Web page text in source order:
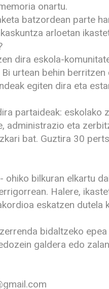
onartu.
batzordean parte
arloetan
dira eskola-
urtean behin
egiten dira eta
partaideak:
administrazio eta
bat. Guztira 30
ohiko bilkuran elkartu
Halere,
eskatzen dutela
bidaltzeko
galdera edo